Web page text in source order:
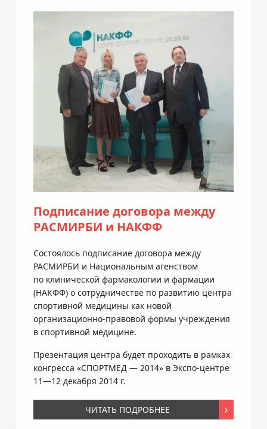
Подписание договора между
РАСМИРБИ и НАКФФ
Состоялось подписание договора между
РАСМИРБИ и Национальным агенством
по клинической фармакологии и фармации
(НАКФФ) о сотрудничестве по развитию центра
спортивной медицины как новой
организационно-правовой формы учреждения
в спортивной медицине.
Презентация центра будет проходить в рамках
конгресса «СПОРТМЕД — 2014» в Экспо-центре
11—12 декабря 2014 г.
ЧИТАТЬ ПОДРОБНЕЕ